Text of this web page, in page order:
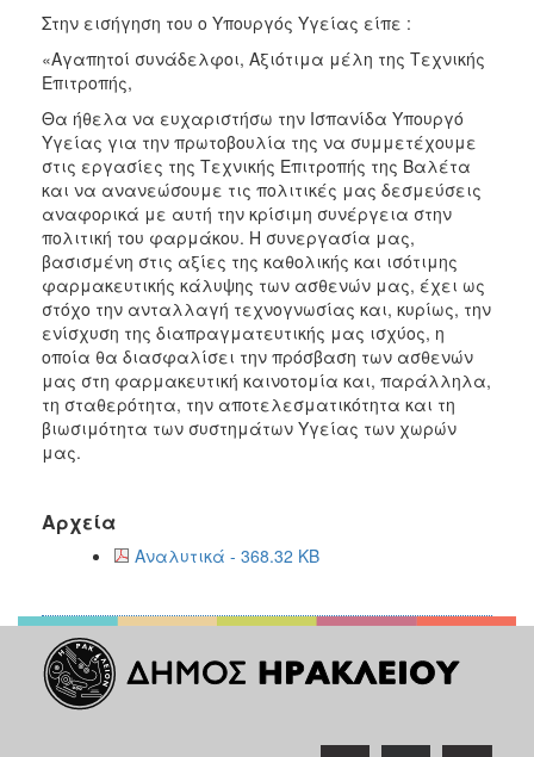
Στην εισήγηση του ο Υπουργός Υγείας είπε :
«Αγαπητοί συνάδελφοι, Αξιότιμα μέλη της Τεχνικής
Επιτροπής,
Θα ήθελα να ευχαριστήσω την Ισπανίδα Υπουργό
Υγείας για την πρωτοβουλία της να συμμετέχουμε
στις εργασίες της Τεχνικής Επιτροπής της Βαλέτα
και να ανανεώσουμε τις πολιτικές μας δεσμεύσεις
αναφορικά με αυτή την κρίσιμη συνέργεια στην
πολιτική του φαρμάκου. Η συνεργασία μας,
βασισμένη στις αξίες της καθολικής και ισότιμης
φαρμακευτικής κάλυψης των ασθενών μας, έχει ως
στόχο την ανταλλαγή τεχνογνωσίας και, κυρίως, την
ενίσχυση της διαπραγματευτικής μας ισχύος, η
οποία θα διασφαλίσει την πρόσβαση των ασθενών
μας στη φαρμακευτική καινοτομία και, παράλληλα,
τη σταθερότητα, την αποτελεσματικότητα και τη
βιωσιμότητα των συστημάτων Υγείας των χωρών
μας.
Αρχεία
Αναλυτικά - 368.32 KB